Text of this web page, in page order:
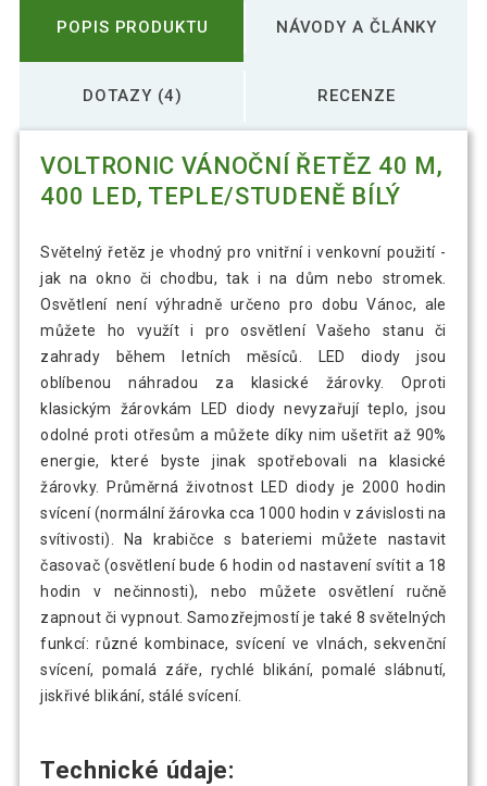
POPIS PRODUKTU NÁVODY A ČLÁNKY
DOTAZY (4) RECENZE
VOLTRONIC VÁNOČNÍ ŘETĚZ 40 M,
400 LED, TEPLE/STUDENĚ BÍLÝ
Světelný řetěz je vhodný pro vnitřní i venkovní použití -
jak na okno či chodbu, tak i na dům nebo stromek.
Osvětlení není výhradně určeno pro dobu Vánoc, ale
můžete ho využít i pro osvětlení Vašeho stanu či
zahrady během letních měsíců. LED diody jsou
oblíbenou náhradou za klasické žárovky. Oproti
klasickým žárovkám LED diody nevyzařují teplo, jsou
odolné proti otřesům a můžete díky nim ušetřit až 90%
energie, které byste jinak spotřebovali na klasické
žárovky. Průměrná životnost LED diody je 2000 hodin
svícení (normální žárovka cca 1000 hodin v závislosti na
svítivosti). Na krabičce s bateriemi můžete nastavit
časovač (osvětlení bude 6 hodin od nastavení svítit a 18
hodin v nečinnosti), nebo můžete osvětlení ručně
zapnout či vypnout. Samozřejmostí je také 8 světelných
funkcí: různé kombinace, svícení ve vlnách, sekvenční
svícení, pomalá záře, rychlé blikání, pomalé slábnutí,
jiskřivé blikání, stálé svícení.
Technické údaje: